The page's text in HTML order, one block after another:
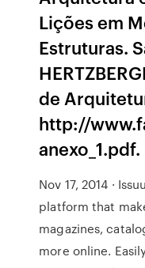
Lições em
Estruturas.
de
http://
anexo_1.pdf.
Nov 17, 2014 ·
platform that
magazines,
more online.